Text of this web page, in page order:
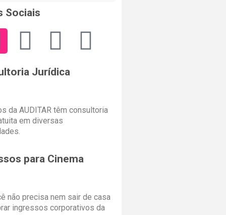
Sociais
Jurídica
da AUDITAR têm consultoria
em diversas
para Cinema
não precisa nem sair de casa
ingressos corporativos da